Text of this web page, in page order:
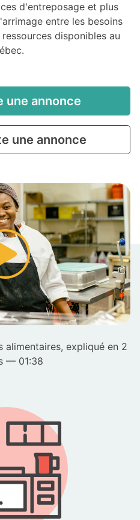
d'entreposage et plus
entre les besoins
disponibles au
une annonce
une annonce
alimentaires, expliqué en 2
— 01:38